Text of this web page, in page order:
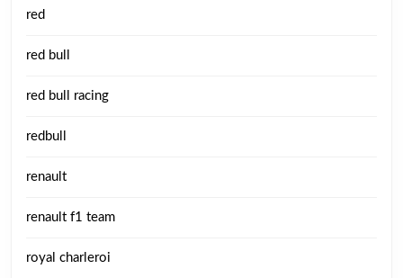
red
red bull
red bull racing
redbull
renault
renault f1 team
royal charleroi